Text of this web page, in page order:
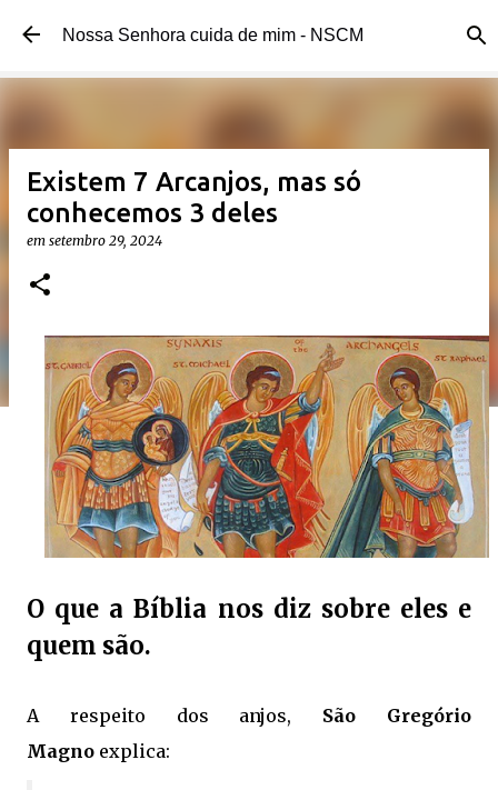
Pular para o conteúdo principal
Nossa Senhora cuida de mim - NSCM
Existem 7 Arcanjos, mas só
conhecemos 3 deles
em setembro 29, 2024
O que a Bíblia nos diz sobre eles e
quem são.
A respeito dos anjos, São Gregório
Magno explica: